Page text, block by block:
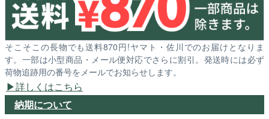
そこそこの長物でも送料870円!ヤマト・佐川でのお届けとなりま
す。一部は小型商品・メール便対応でさらに割引。発送時には必ず
荷物追跡用の番号をメールでお知らせします。
詳しくはこちら
納期について